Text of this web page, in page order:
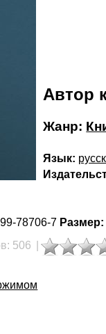
Автор
Жанр:
Язык:
78706-7 Размер:
506